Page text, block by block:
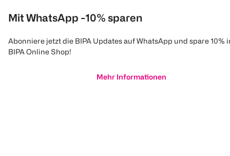
Mit WhatsApp -10% sparen
Abonniere jetzt die BIPA Updates auf WhatsApp und spare 10%
BIPA Online Shop!
Mehr Informationen